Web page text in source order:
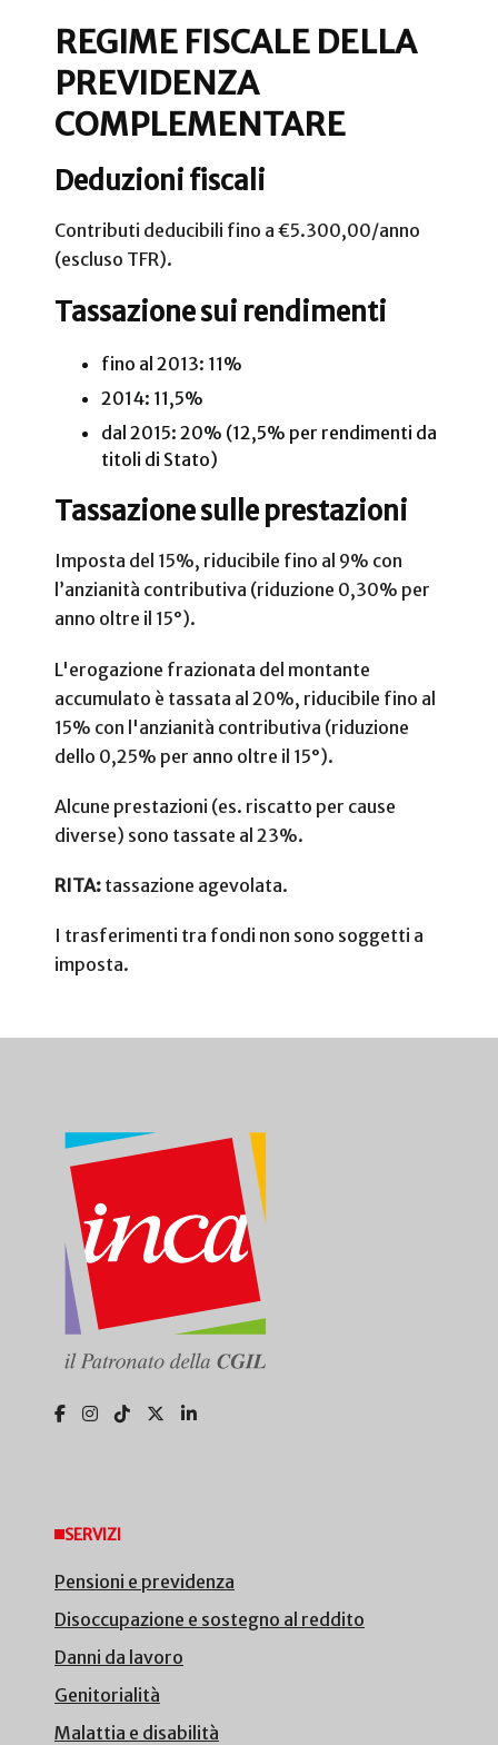
REGIME FISCALE DELLA
PREVIDENZA
COMPLEMENTARE
Deduzioni fiscali
Contributi deducibili fino a €5.300,00/anno
(escluso TFR).
Tassazione sui rendimenti
fino al 2013: 11%
2014: 11,5%
dal 2015: 20% (12,5% per rendimenti da
titoli di Stato)
Tassazione sulle prestazioni
Imposta del 15%, riducibile fino al 9% con
l’anzianità contributiva (riduzione 0,30% per
anno oltre il 15°).
L'erogazione frazionata del montante
accumulato è tassata al 20%, riducibile fino al
15% con l'anzianità contributiva (riduzione
dello 0,25% per anno oltre il 15°).
Alcune prestazioni (es. riscatto per cause
diverse) sono tassate al 23%.
RITA: tassazione agevolata.
I trasferimenti tra fondi non sono soggetti a
imposta.
SERVIZI
Pensioni e previdenza
Disoccupazione e sostegno al reddito
Danni da lavoro
Genitorialità
Malattia e disabilità